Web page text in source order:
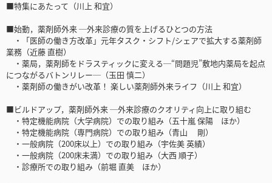
■特集にあたって（川上 和宜）
■始動，薬剤師外来 ─外来診療の質を上げるひとつの方法
・「医師の働き方改革」元年タスク・シフト/シェアで拡大する薬剤師
業務（近藤 直樹）
・薬局，薬剤師をドラスティックに変える─“問題児”敷地内薬局を起点
につながるバトンリレー─（玉田 慎二）
・薬剤師の働きがい改革！ 楽しい薬剤師外来ライフ（川上 和宜）
■ビルドアップ，薬剤師外来 ─外来診療のクオリティ向上に取り組む
・特定機能病院（大学病院）での取り組み（五十嵐 保陽 ほか）
・特定機能病院（専門病院）での取り組み（青山 剛）
・一般病院（200床以上）での取り組み（宇佐美 英績）
・一般病院（200床未満）での取り組み（大西 順子）
・診療所での取り組み（前堀 直美 ほか）